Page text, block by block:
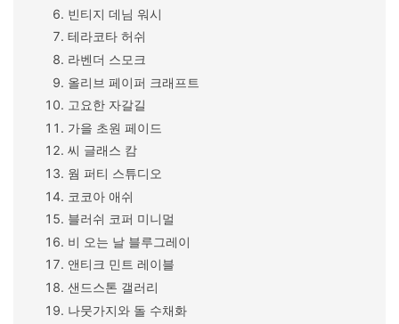
빈티지 데님 워시
테라코타 허쉬
라벤더 스모크
올리브 페이퍼 크래프트
고요한 자갈길
가을 초원 페이드
씨 글래스 캄
웜 퍼티 스튜디오
코코아 애쉬
블러쉬 코퍼 미니멀
비 오는 날 블루그레이
앤티크 민트 레이블
샌드스톤 갤러리
나뭇가지와 돌 수채화